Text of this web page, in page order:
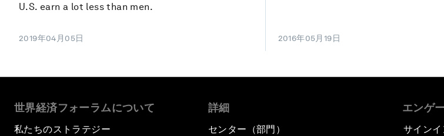
U.S. earn a lot less than men.
2019年04月05日 2016年05月19日
世界経済フォーラムについて
私たちのストラテジー
詳細
センター（部門）
エンゲ
サインイ